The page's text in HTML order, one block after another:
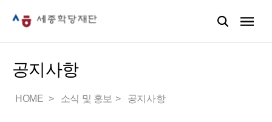
공지사항
HOME 소식 및 홍보 공지사항